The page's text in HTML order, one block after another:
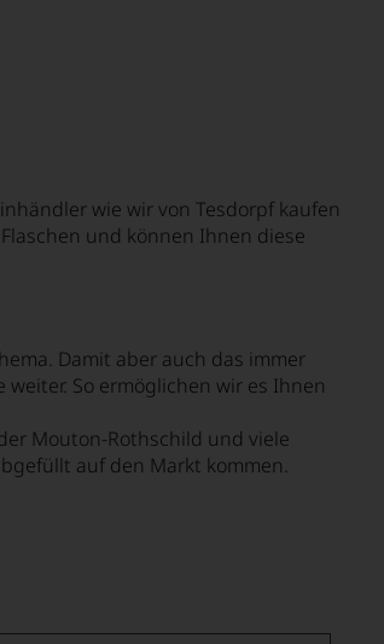
wie wir von Tesdorpf kaufen
und können Ihnen diese
Damit aber auch das immer
So ermöglichen wir es Ihnen
Mouton-Rothschild und viele
auf den Markt kommen.